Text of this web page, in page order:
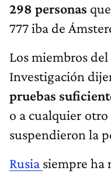
298 personas
777 iba de
Los miembros
Investigación
pruebas
o a cualquier otro
suspendieron la
Rusia siempre ha